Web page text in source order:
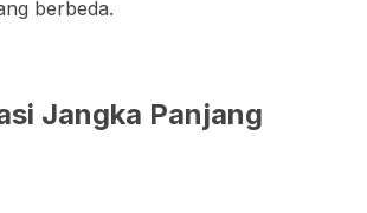
berbeda.
Jangka Panjang